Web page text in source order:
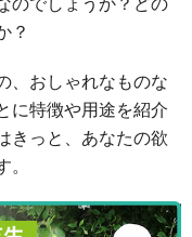
？
、おしゃれなものな
に特徴や用途を紹介
きっと、あなたの欲